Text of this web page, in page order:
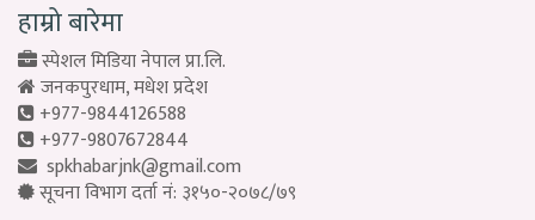
हाम्रो बारेमा
स्पेशल मिडिया नेपाल प्रा.लि.
जनकपुरधाम, मधेश प्रदेश
+977-9844126588
+977-9807672844
spkhabarjnk@gmail.com
सूचना विभाग दर्ता नं: ३१५०-२०७८/७९